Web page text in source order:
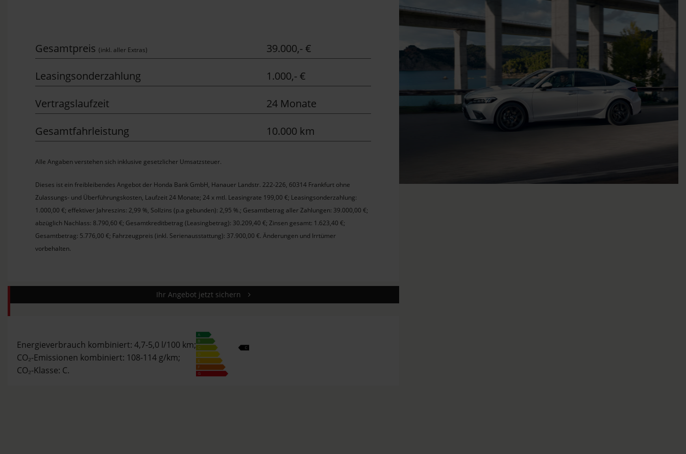
Gesamtpreis (inkl. aller Extras)
39.000,- €
Leasingsonderzahlung
1.000,- €
Vertragslaufzeit
24 Monate
Gesamtfahrleistung
10.000 km
Alle Angaben verstehen sich inklusive gesetzlicher Umsatzsteuer.
Dieses ist ein freibleibendes Angebot der Honda Bank GmbH, Hanauer Landstr. 222-226, 60314 Frankfurt ohne
Zulassungs- und Überführungskosten, Laufzeit 24 Monate; 24 x mtl. Leasingrate 199,00 €; Leasingsonderzahlung:
1.000,00 €; effektiver Jahreszins: 2,99 %, Sollzins (p.a gebunden): 2,95 %.; Gesamtbetrag aller Zahlungen: 39.000,00 €;
abzüglich Nachlass: 8.790,60 €; Gesamtkreditbetrag (Leasingbetrag): 30.209,40 €; Zinsen gesamt: 1.623,40 €;
Gesamtbetrag: 5.776,00 €; Fahrzeugpreis (inkl. Serienausstattung): 37.900,00 €. Änderungen und Irrtümer
vorbehalten.
Ihr Angebot jetzt sichern
Energieverbrauch kombiniert: 4,7-5,0 l/100 km;
CO₂-Emissionen kombiniert: 108-114 g/km;
CO₂-Klasse: C.